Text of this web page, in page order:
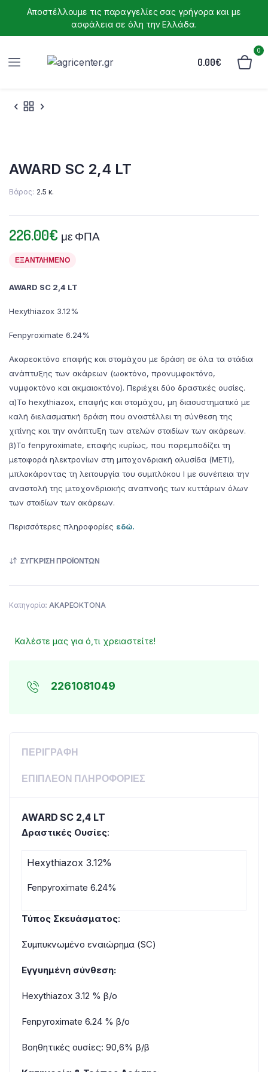
Αποστέλλουμε τις παραγγελίες σας γρήγορα και με
ασφάλεια σε όλη την Ελλάδα.
0.00€
0
AWARD SC 2,4 LT
Βάρος 2.5 κ.
226.00€ με ΦΠΑ
ΕΞΑΝΤΛΗΜΈΝΟ
AWARD SC 2,4 LT
Hexythiazox 3.12%
Fenpyroximate 6.24%
Ακαρεοκτόνο επαφής και στομάχου με δράση σε όλα τα στάδια
ανάπτυξης των ακάρεων (ωοκτόνο, προνυμφοκτόνο,
νυμφοκτόνο και ακμαιοκτόνο). Περιέχει δύο δραστικές ουσίες.
α)Το hexythiazox, επαφής και στομάχου, μη διασυστηματικό με
καλή διελασματική δράση που αναστέλλει τη σύνθεση της
χιτίνης και την ανάπτυξη των ατελών σταδίων των ακάρεων.
β)Το fenpyroximate, επαφής κυρίως, που παρεμποδίζει τη
μεταφορά ηλεκτρονίων στη μιτοχονδριακή αλυσίδα (METI),
μπλοκάροντας τη λειτουργία του συμπλόκου Ι με συνέπεια την
αναστολή της μιτοχονδριακής αναπνοής των κυττάρων όλων
των σταδίων των ακάρεων.
Περισσότερες πληροφορίες εδώ.
ΣΎΓΚΡΙΣΗ ΠΡΟΪΌΝΤΩΝ
Κατηγορία: ΑΚΑΡΕΟΚΤΟΝΑ
Καλέστε μας για ό,τι χρειαστείτε!
2261081049
ΠΕΡΙΓΡΑΦΉ
ΕΠΙΠΛΈΟΝ ΠΛΗΡΟΦΟΡΊΕΣ
AWARD SC 2,4 LT
Δραστικές Ουσίες:
Hexythiazox 3.12%
Fenpyroximate 6.24%
Τύπος Σκευάσματος:
Συμπυκνωμένο εναιώρημα (SC)
Εγγυημένη σύνθεση:
Hexythiazox 3.12 % β/ο
Fenpyroximate 6.24 % β/ο
Βοηθητικές ουσίες: 90,6% β/β